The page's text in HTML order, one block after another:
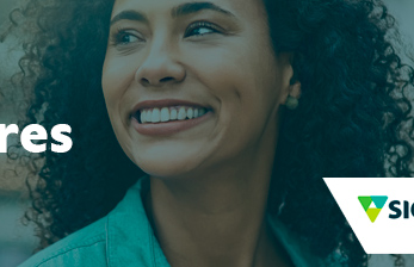
Gaspar como vice, alvo de denúncia por
lentidão no trânsito
declara carros por R$ 25 e casas por R$ 300
ficam feridas no Cohab
de MC's acontece neste sábado em PVH
após bater de frente com carreta